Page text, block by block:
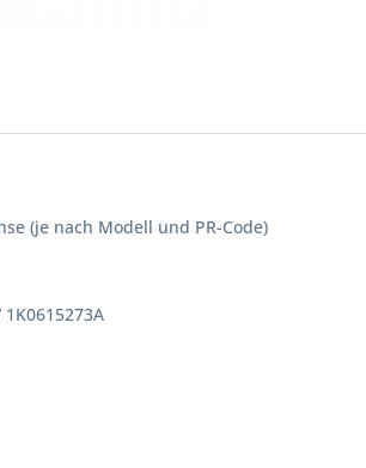
(je nach Modell und PR-Code)